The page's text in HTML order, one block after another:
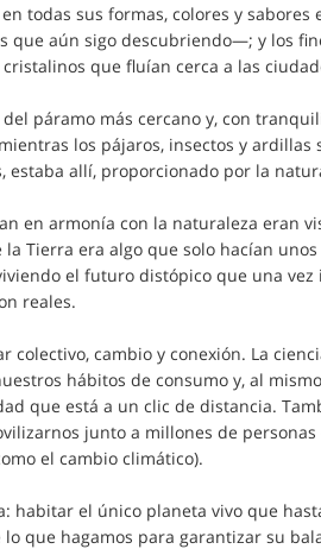
todas sus formas, colores y
que aún sigo descubriendo—; y los
que fluían cerca a las
páramo más cercano y, con
los pájaros, insectos y ardillas
estaba allí, proporcionado por la
en armonía con la naturaleza eran
Tierra era algo que solo hacían
el futuro distópico que una vez
reales.
cambio y conexión. La
hábitos de consumo y, al
que está a un clic de distancia.
junto a millones de
el cambio climático).
habitar el único planeta vivo que
que hagamos para garantizar su